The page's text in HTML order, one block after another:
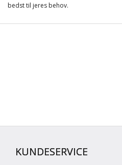
bedst til jeres behov.
KUNDESERVICE